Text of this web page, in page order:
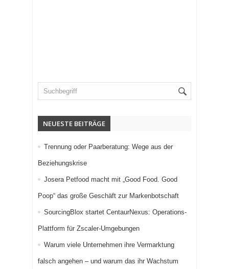
NEUESTE BEITRÄGE
Trennung oder Paarberatung: Wege aus der
Beziehungskrise
Josera Petfood macht mit „Good Food. Good
Poop“ das große Geschäft zur Markenbotschaft
SourcingBlox startet CentaurNexus: Operations-
Plattform für Zscaler-Umgebungen
Warum viele Unternehmen ihre Vermarktung
falsch angehen – und warum das ihr Wachstum